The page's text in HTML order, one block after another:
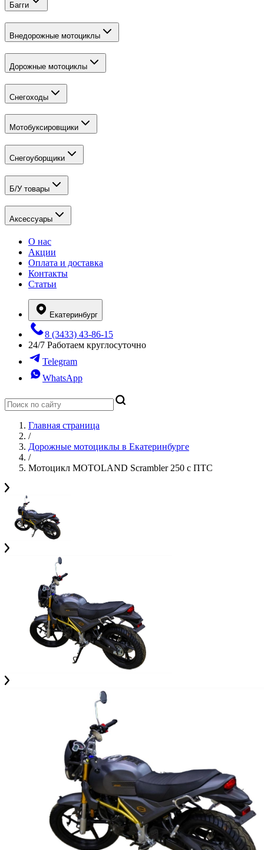
Багги
Внедорожные мотоциклы
Дорожные мотоциклы
Снегоходы
Мотобуксировщики
Снегоуборщики
Б/У товары
Аксессуары
О нас
Акции
Оплата и доставка
Контакты
Статьи
Екатеринбург
8 (3433) 43-86-15
24/7 Работаем круглосуточно
Telegram
WhatsApp
Главная страница
/
Дорожные мотоциклы в Екатеринбурге
/
Мотоцикл MOTOLAND Scrambler 250 с ПТС